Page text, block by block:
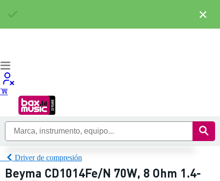
Driver de compresión
Beyma CD1014Fe/N 70W, 8 Ohm 1.4-
×